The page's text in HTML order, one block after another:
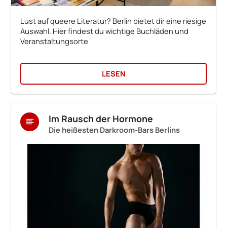
Lust auf queere Literatur? Berlin bietet dir eine riesige
Auswahl. Hier findest du wichtige Buchläden und
Veranstaltungsorte
LESEN
Im Rausch der Hormone
Die heißesten Darkroom-Bars Berlins